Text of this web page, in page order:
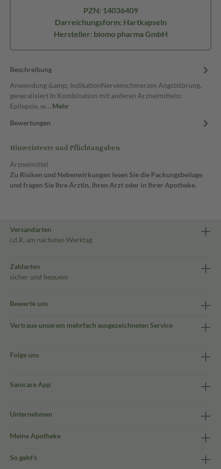
PZN: 14036409
Darreichungsform: Hartkapseln
Hersteller: biomo pharma GmbH
Beschreibung
Anwendung &amp; IndikationNervenschmerzen Angststörung,
generalisiert In Kombination mit anderen Arzneimitteln:
Epilepsie, w… Mehr
Bewertungen
Hinweistexte und Pflichtangaben
Arzneimittel
Zu Risiken und Nebenwirkungen lesen Sie die Packungsbeilage
und fragen Sie Ihre Ärztin, Ihren Arzt oder in Ihrer Apotheke.
Versandarten
i.d.R. am nächsten Werktag
Zahlarten
sicher und bequem
Bewerte uns
Vertraue unserem mehrfach ausgezeichneten Service
Folge uns
Sanicare App
Unternehmen
Meine Apotheke
So geht's